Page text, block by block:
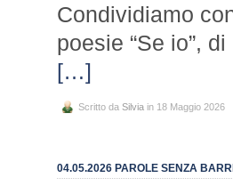
Condividiamo
poesie “Se io”,
[…]
Scritto da Silvia in 18 Maggio 2026
04.05.2026 PAROLE SENZA